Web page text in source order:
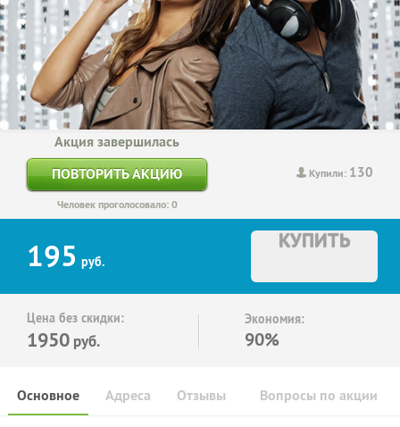
Купили: 130
Акция завершилась
ПОВТОРИТЬ АКЦИЮ
Человек проголосовало: 0
195 руб.
КУПИТЬ
Цена без скидки:
1950 руб.
Экономия:
90%
Основное Отзывы Вопросы по акции
Адреса